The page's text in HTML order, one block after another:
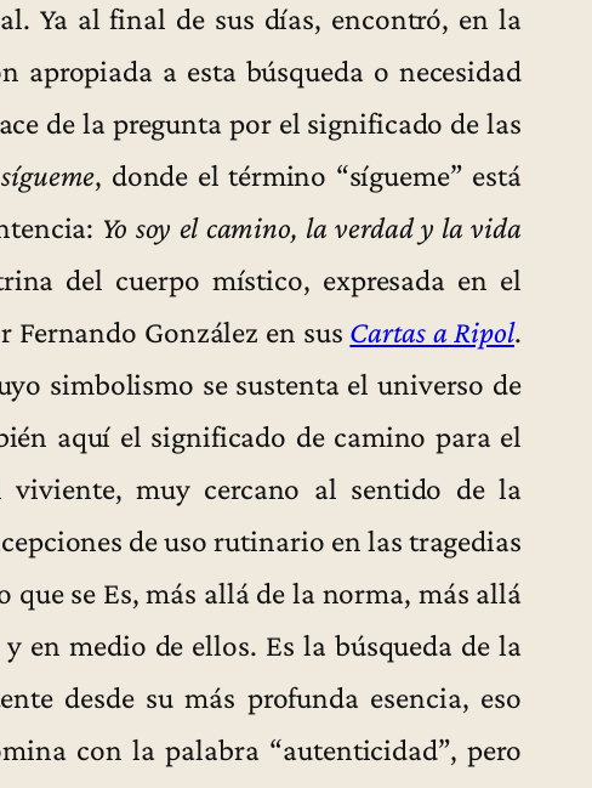
Ya al final de sus días, encontró, en la
apropiada a esta búsqueda o necesidad
de la pregunta por el significado de las
, donde el término “sígueme” está
Yo soy el camino, la verdad y la vida
del cuerpo místico, expresada en el
Fernando González en sus Cartas a Ripol.
simbolismo se sustenta el universo de
aquí el significado de camino para el
viviente, muy cercano al sentido de la
de uso rutinario en las tragedias
que se Es, más allá de la norma, más allá
en medio de ellos. Es la búsqueda de la
desde su más profunda esencia, eso
con la palabra “autenticidad”, pero